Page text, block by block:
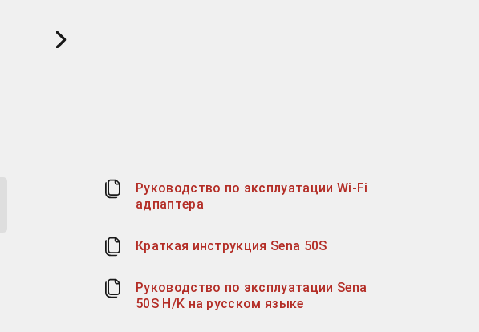
Руководство по эксплуатации Wi-Fi
адпаптера
Краткая инструкция Sena 50S
Руководство по эксплуатации Sena
50S H/K на русском языке